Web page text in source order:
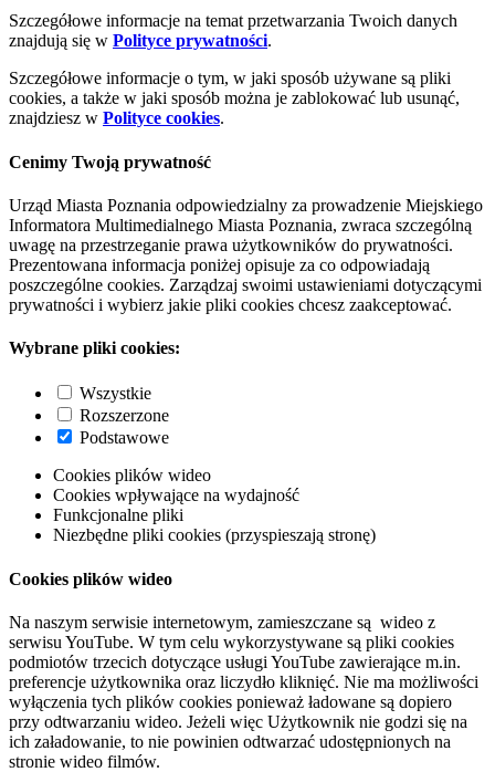
Szczegółowe informacje na temat przetwarzania Twoich danych
znajdują się w Polityce prywatności.
Szczegółowe informacje o tym, w jaki sposób używane są pliki
cookies, a także w jaki sposób można je zablokować lub usunąć,
znajdziesz w Polityce cookies.
Cenimy Twoją prywatność
Urząd Miasta Poznania odpowiedzialny za prowadzenie Miejskiego
Informatora Multimedialnego Miasta Poznania, zwraca szczególną
uwagę na przestrzeganie prawa użytkowników do prywatności.
Prezentowana informacja poniżej opisuje za co odpowiadają
poszczególne cookies. Zarządzaj swoimi ustawieniami dotyczącymi
prywatności i wybierz jakie pliki cookies chcesz zaakceptować.
Wybrane pliki cookies:
Wszystkie
Rozszerzone
Podstawowe
Cookies plików wideo
Cookies wpływające na wydajność
Funkcjonalne pliki
Niezbędne pliki cookies (przyspieszają stronę)
Cookies plików wideo
Na naszym serwisie internetowym, zamieszczane są wideo z
serwisu YouTube. W tym celu wykorzystywane są pliki cookies
podmiotów trzecich dotyczące usługi YouTube zawierające m.in.
preferencje użytkownika oraz liczydło kliknięć. Nie ma możliwości
wyłączenia tych plików cookies ponieważ ładowane są dopiero
przy odtwarzaniu wideo. Jeżeli więc Użytkownik nie godzi się na
ich załadowanie, to nie powinien odtwarzać udostępnionych na
stronie wideo filmów.